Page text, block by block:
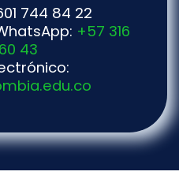
744 84 22
+57 316
43